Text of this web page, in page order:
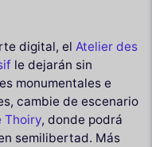
digital, el Atelier des
le dejarán sin
monumentales e
cambie de escenario
Thoiry, donde podrá
semilibertad. Más